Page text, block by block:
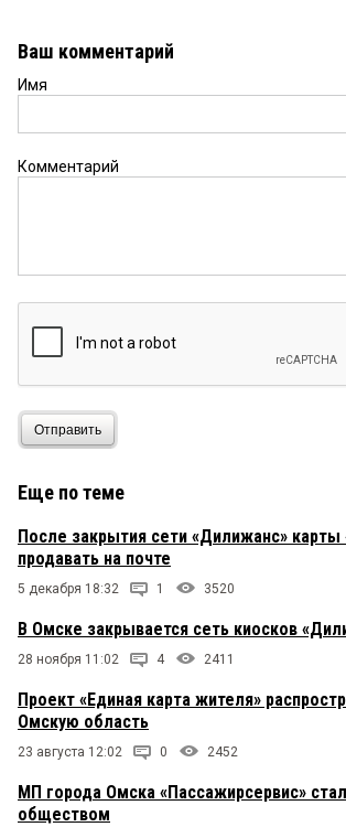
Ваш комментарий
Имя
Комментарий
Отправить
Еще по теме
После закрытия сети «Дилижанс» карты
продавать на почте
5 декабря 18:32 1 3520
В Омске закрывается сеть киосков
28 ноября 11:02 4 2411
Проект «Единая карта жителя»
Омскую область
23 августа 12:02 0 2452
МП города Омска «Пассажирсервис»
обществом